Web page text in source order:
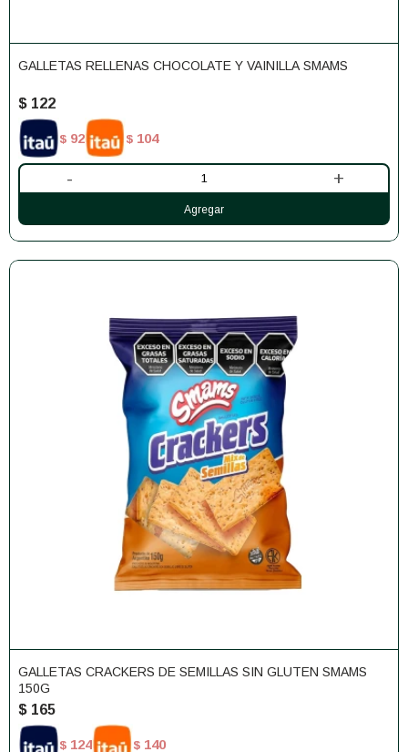
GALLETAS RELLENAS CHOCOLATE Y VAINILLA SMAMS
$ 122
$ 92 $ 104
- +
GALLETAS CRACKERS DE SEMILLAS SIN GLUTEN SMAMS
150G
$ 165
$ 124 $ 140